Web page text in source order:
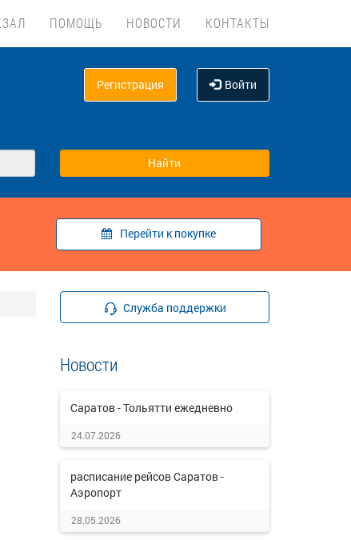
ПОМОЩЬ НОВОСТИ КОНТАКТЫ
Регистрация Войти
Перейти к покупке
Служба поддержки
Новости
Саратов - Тольятти ежедневно
24.07.2026
расписание рейсов Саратов -
Аэропорт
28.05.2026